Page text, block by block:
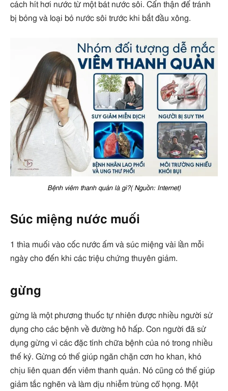
cách hít hơi nước từ một bát nước sôi. Cẩn thận để tránh
bị bỏng và loại bỏ nước sôi trước khi bắt đầu xông.
Bệnh viêm thanh quản là gì?( Nguồn: Internet)
Súc miệng nước muối
1 thìa muối vào cốc nước ấm và súc miệng vài lần mỗi
ngày cho đến khi các triệu chứng thuyên giảm.
gừng
gừng là một phương thuốc tự nhiên được nhiều người sử
dụng cho các bệnh về đường hô hấp. Con người đã sử
dụng gừng vì các đặc tính chữa bệnh của nó trong nhiều
thế kỷ. Gừng có thể giúp ngăn chặn cơn ho khan, khó
chịu liên quan đến viêm thanh quản. Nó cũng có thể giúp
giảm tắc nghẽn và làm dịu nhiễm trùng cổ họng. Một